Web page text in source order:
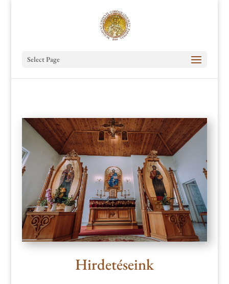
Select Page
Hirdetéseink